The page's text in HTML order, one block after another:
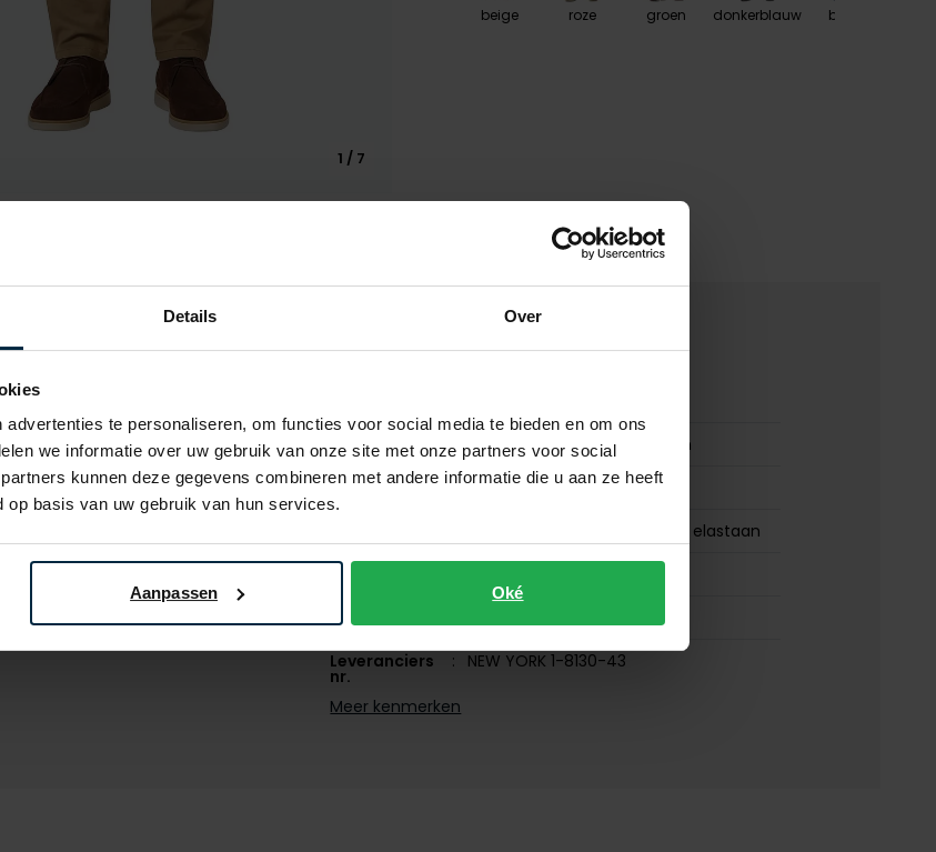
Details Over
te personaliseren, om functies voor social media te bieden en om ons
we informatie over uw gebruik van onze site met onze partners voor social
kunnen deze gegevens combineren met andere informatie die u aan ze heeft
basis van uw gebruik van hun services.
Aanpassen Oké
1 / 7
beige roze groen donkerblauw blauw
Alle kenmerken
Naam
Meyer pantalon katoen bruin
Merk
Meyer
90% katoen, 7% kapok en 3% elastaan
Kleur
Leveranciers
nr.
NEW YORK 1-8130-43
Model
Meer kenmerken